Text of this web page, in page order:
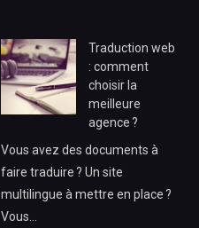
Traduction web
: comment
choisir la
meilleure
agence ?
Vous avez des documents à
faire traduire ? Un site
multilingue à mettre en place ?
Vous…